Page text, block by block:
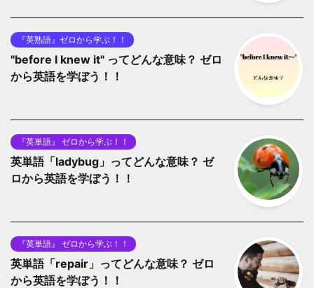
『英熟語』ゼロから学ぶ！！
"before I knew it" ってどんな意味？ ゼロ
から英語を学ぼう！！
『英単語』 ゼロから学ぶ！！
英単語「ladybug」ってどんな意味？ ゼ
ロから英語を学ぼう！！
『英単語』 ゼロから学ぶ！！
英単語「repair」ってどんな意味？ ゼロ
から英語を学ぼう！！